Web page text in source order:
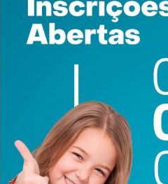
da boa
para a
22 DE JUNHO 2021
Yusra Mardini sonhava
mas o conflito na Síria